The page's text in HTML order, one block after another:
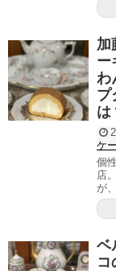
加
ー
わ
プ
は
ケ
個
店
が
ベ
コ